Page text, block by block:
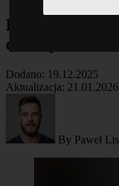
Przejęcie
dla
Dodano: 19.12.2025
Aktualizacja:
By Paweł